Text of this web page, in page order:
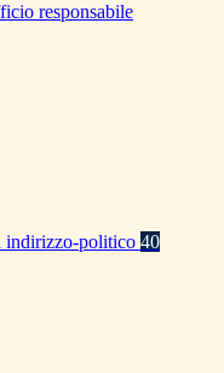
responsabile
indirizzo-politico 40